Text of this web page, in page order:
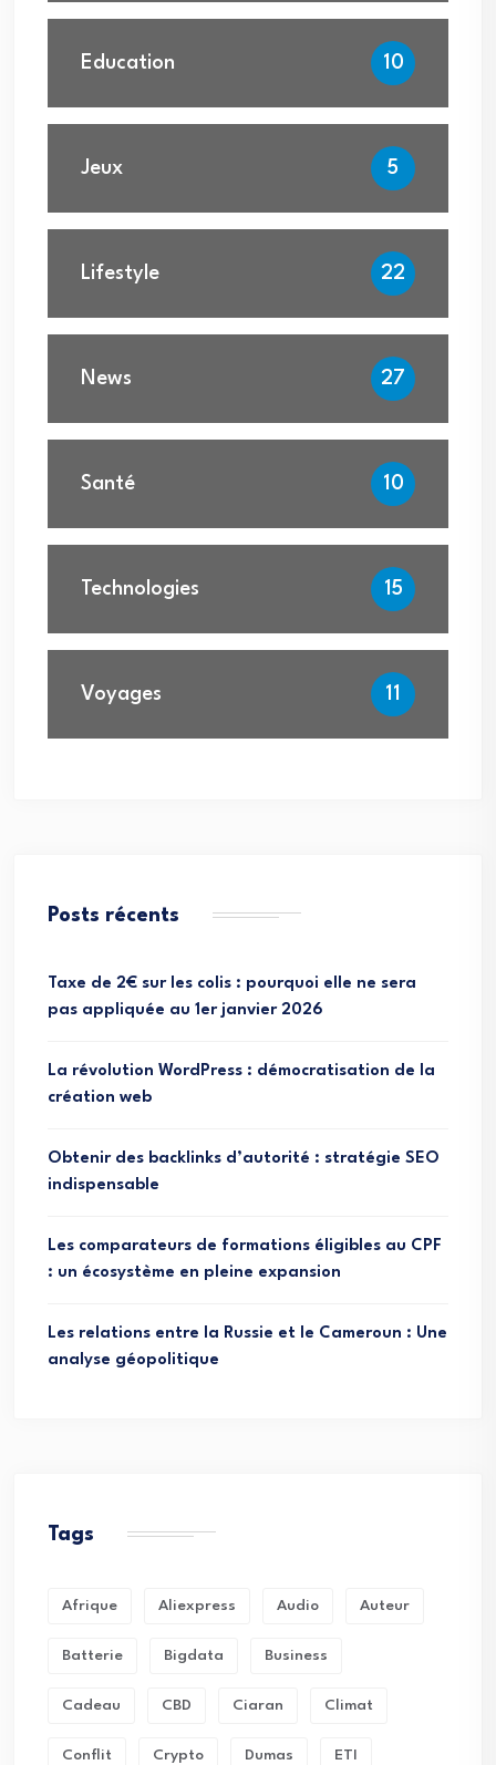
Education 10
Jeux 5
Lifestyle 22
News 27
Santé 10
Technologies 15
Voyages 11
Posts récents
Taxe de 2€ sur les colis : pourquoi elle ne sera
pas appliquée au 1er janvier 2026
La révolution WordPress : démocratisation de la
création web
Obtenir des backlinks d’autorité : stratégie SEO
indispensable
Les comparateurs de formations éligibles au CPF
: un écosystème en pleine expansion
Les relations entre la Russie et le Cameroun : Une
analyse géopolitique
Tags
Afrique Aliexpress Audio Auteur
Batterie Bigdata Business
Cadeau CBD Ciaran Climat
Conflit Crypto Dumas ETI